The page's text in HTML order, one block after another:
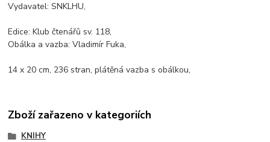
Vydavatel: SNKLHU,
Edice: Klub čtenářů sv. 118,
Obálka a vazba: Vladimír Fuka,
14 x 20 cm, 236 stran, plátěná vazba s obálkou,
Zboží zařazeno v kategoriích
KNIHY